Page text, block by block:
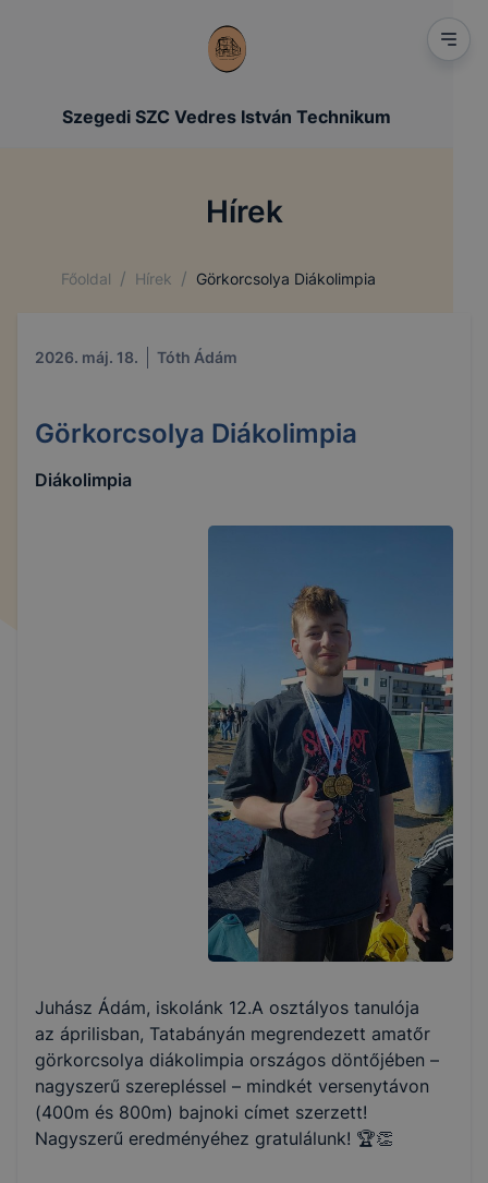
Szegedi SZC Vedres István Technikum
Hírek
Főoldal / Hírek / Görkorcsolya Diákolimpia
2026. máj. 18. Tóth Ádám
Görkorcsolya Diákolimpia
Diákolimpia
Juhász Ádám, iskolánk 12.A osztályos tanulója
az áprilisban, Tatabányán megrendezett amatőr
görkorcsolya diákolimpia országos döntőjében –
nagyszerű szerepléssel – mindkét versenytávon
(400m és 800m) bajnoki címet szerzett!
Nagyszerű eredményéhez gratulálunk! 🏆👏